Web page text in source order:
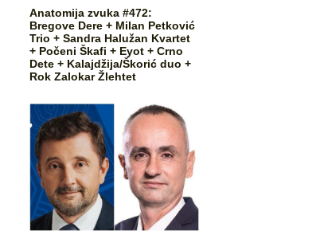
Anatomija zvuka #472:
Bregove Dere + Milan Petković
Trio + Sandra Halužan Kvartet
+ Počeni Škafi + Eyot + Crno
Dete + Kalajdžija/Škorić duo +
Rok Zalokar Žlehtet